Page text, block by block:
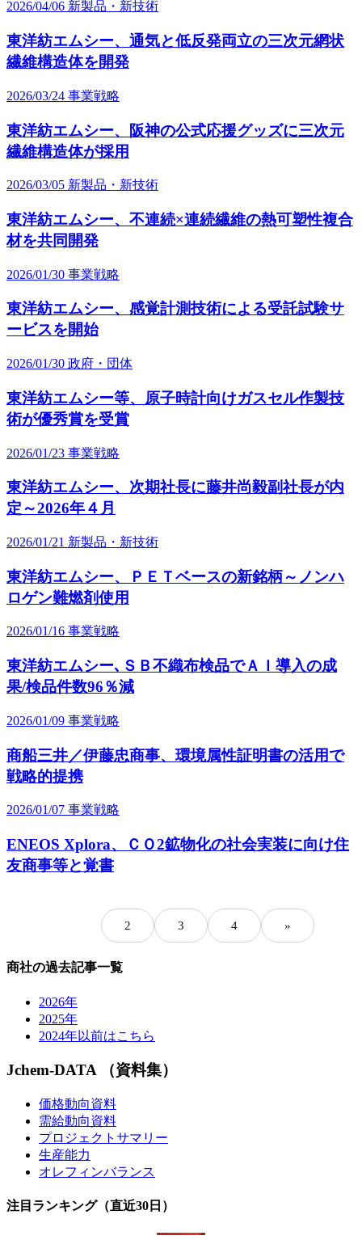
2026/04/06 新製品・新技術
東洋紡エムシー、通気と低反発両立の三次元網状
繊維構造体を開発
2026/03/24 事業戦略
東洋紡エムシー、阪神の公式応援グッズに三次元
繊維構造体が採用
2026/03/05 新製品・新技術
東洋紡エムシー、不連続×連続繊維の熱可塑性複合
材を共同開発
2026/01/30 事業戦略
東洋紡エムシー、感覚計測技術による受託試験サ
ービスを開始
2026/01/30 政府・団体
東洋紡エムシー等、原子時計向けガスセル作製技
術が優秀賞を受賞
2026/01/23 事業戦略
東洋紡エムシー、次期社長に藤井尚毅副社長が内
定～2026年４月
2026/01/21 新製品・新技術
東洋紡エムシー、ＰＥＴベースの新銘柄～ノンハ
ロゲン難燃剤使用
2026/01/16 事業戦略
東洋紡エムシー､ＳＢ不織布検品でＡＩ導入の成
果/検品件数96％減
2026/01/09 事業戦略
商船三井／伊藤忠商事、環境属性証明書の活用で
戦略的提携
2026/01/07 事業戦略
ENEOS Xplora、ＣＯ2鉱物化の社会実装に向け住
友商事等と覚書
2 3 4 »
商社の過去記事一覧
2026年
2025年
2024年以前はこちら
Jchem-DATA （資料集）
価格動向資料
需給動向資料
プロジェクトサマリー
生産能力
オレフィンバランス
注目ランキング（直近30日）